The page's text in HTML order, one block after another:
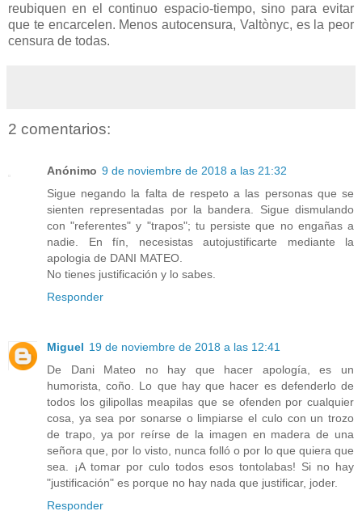
reubiquen en el continuo espacio-tiempo, sino para evitar
que te encarcelen. Menos autocensura, Valtònyc, es la peor
censura de todas.
2 comentarios:
Anónimo 9 de noviembre de 2018 a las 21:32
Sigue negando la falta de respeto a las personas que se
sienten representadas por la bandera. Sigue dismulando
con "referentes" y "trapos"; tu persiste que no engañas a
nadie. En fín, necesistas autojustificarte mediante la
apologia de DANI MATEO.
No tienes justificación y lo sabes.
Responder
Miguel 19 de noviembre de 2018 a las 12:41
De Dani Mateo no hay que hacer apología, es un
humorista, coño. Lo que hay que hacer es defenderlo de
todos los gilipollas meapilas que se ofenden por cualquier
cosa, ya sea por sonarse o limpiarse el culo con un trozo
de trapo, ya por reírse de la imagen en madera de una
señora que, por lo visto, nunca folló o por lo que quiera que
sea. ¡A tomar por culo todos esos tontolabas! Si no hay
"justificación" es porque no hay nada que justificar, joder.
Responder